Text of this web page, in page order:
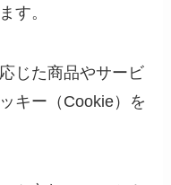
す。
じた商品やサービ
キー（Cookie）を